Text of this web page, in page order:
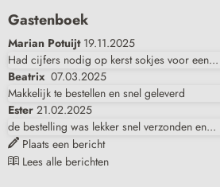
Gastenboek
Marian Potuijt 19.11.2025
Had cijfers nodig op kerst sokjes voor een...
Beatrix 07.03.2025
Makkelijk te bestellen en snel geleverd
Ester 21.02.2025
de bestelling was lekker snel verzonden en...
Plaats een bericht
Lees alle berichten